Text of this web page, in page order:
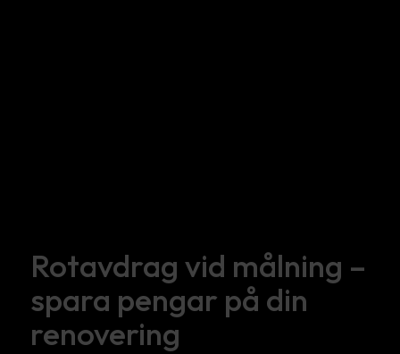
Rotavdrag vid målning –
spara pengar på din
renovering